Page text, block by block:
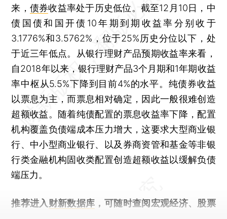
来， 债券收益率处于历史低位。截至12月10日，中
债国债和国开债10年期到期收益率分别收于
3.1776%和3.5762%，位于25%历史分位以下，处
于近三年低点。从银行理财产品预期收益率来看，
自2018年以来，银行理财产品3个月期和1年期收益
率中枢从5.5%下降到目前4%的水平。纯债券收益
以票息为主，而票息相对确定，因此一般很难创造
超额收益。随着纯债配置的票息收益率下降，配置
机构覆盖负债端成本压力增大，这要求大型商业银
行、中小型商业银行、以及券商资管和基金等非银
行类金融机构固收类配置创造超额收益以缓解负债
端压力。
推荐进入 财新数据库 ，可随时查阅宏观经济、股票